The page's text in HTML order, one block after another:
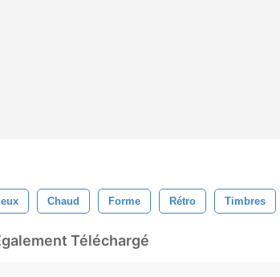
Chaud Forme Rétro Timbres
Téléchargé